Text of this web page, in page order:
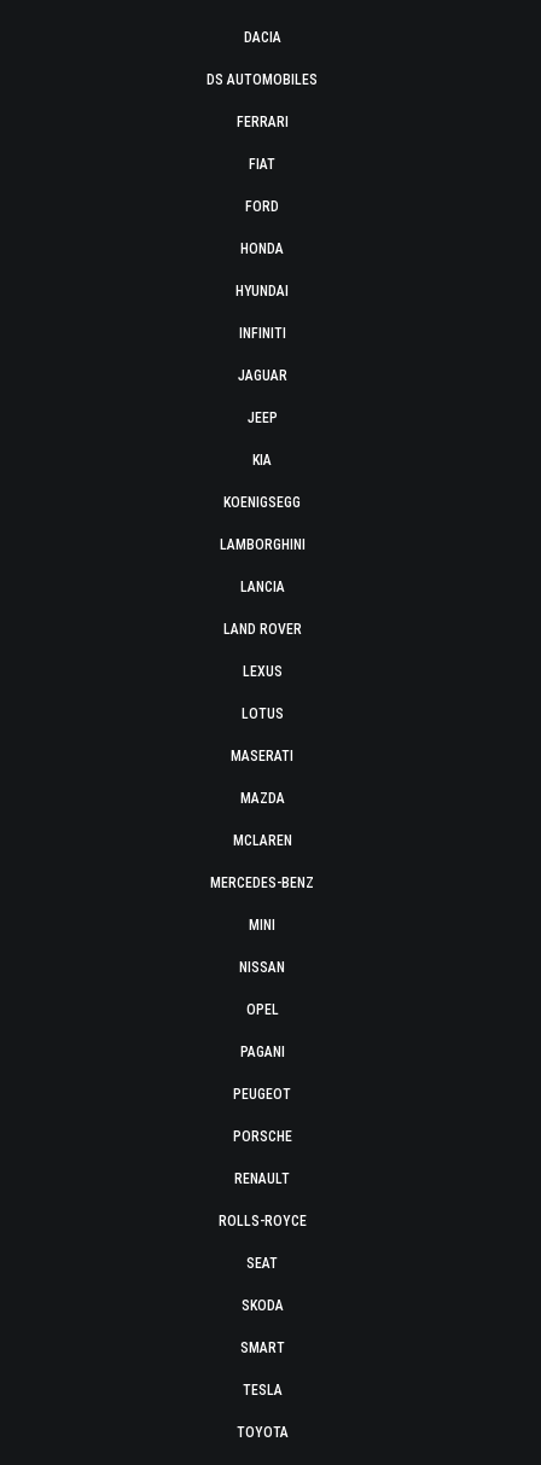
DACIA
DS AUTOMOBILES
FERRARI
FIAT
FORD
HONDA
HYUNDAI
INFINITI
JAGUAR
JEEP
KIA
KOENIGSEGG
LAMBORGHINI
LANCIA
LAND ROVER
LEXUS
LOTUS
MASERATI
MAZDA
MCLAREN
MERCEDES-BENZ
MINI
NISSAN
OPEL
PAGANI
PEUGEOT
PORSCHE
RENAULT
ROLLS-ROYCE
SEAT
SKODA
SMART
TESLA
TOYOTA